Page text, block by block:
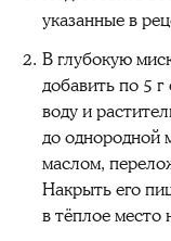
указанные в
В глубокую
добавить по 5
воду и
до однородной
маслом,
Накрыть его
в тёплое место